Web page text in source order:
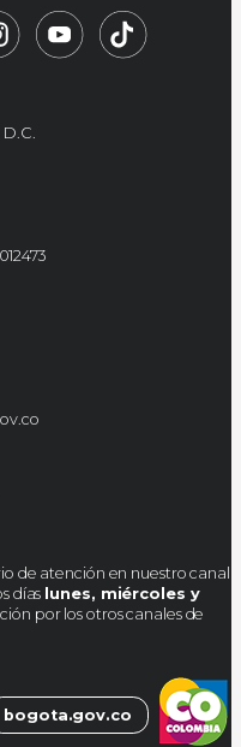
de atención en nuestro canal
días lunes, miércoles y
por los otros canales de
bogota.gov.co